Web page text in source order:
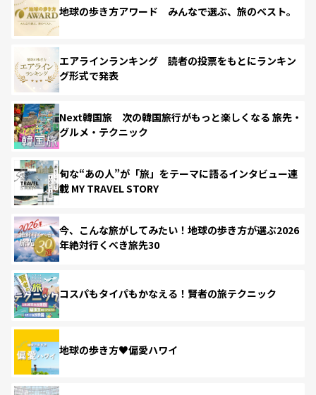
地球の歩き方アワード みんなで選ぶ、旅のベスト。
エアラインランキング 読者の投票をもとにランキン
グ形式で発表
Next韓国旅 次の韓国旅行がもっと楽しくなる 旅先・
グルメ・テクニック
旬な“あの人”が「旅」をテーマに語るインタビュー連
載 MY TRAVEL STORY
今、こんな旅がしてみたい！地球の歩き方が選ぶ2026
年絶対行くべき旅先30
コスパもタイパもかなえる！賢者の旅テクニック
地球の歩き方♥偏愛ハワイ